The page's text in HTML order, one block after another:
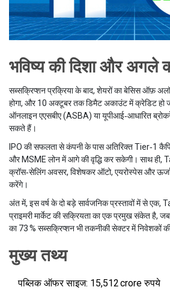
भविष्य की दिशा और अगले
सब्सक्रिप्शन प्रक्रिया के बाद, शेयरों का बेसिस ऑफ़
होगा, और 10 अक्टूबर तक डिमैट अकाउंट में क्रेडिट हो
ऑनलाइन एएसबीए (ASBA) या यूपीआई‑आधारित
सकते हैं।
IPO की सफलता से कंपनी के पास अतिरिक्त Tier‑1
और MSME लोन में आगे की वृद्धि कर सकेगी। साथ ही,
क्रॉस‑सेलिंग अवसर, विशेषकर ऑटो, एयरोस्पेस और
करेंगे।
अंत में, इस वर्ष के दो बड़े सार्वजनिक प्रस्तावों में से एक,
प्राइमरी मार्केट की सक्रियता का एक प्रमुख संकेत है,
का 73 % सब्सक्रिप्शन भी तकनीकी सेक्टर में निवेशकों
मुख्य तथ्य
पब्लिक ऑफर साइज: 15,512 crore रुपये